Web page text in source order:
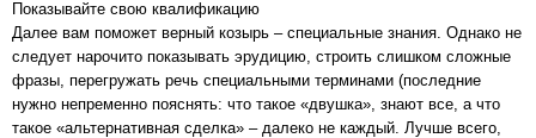
Показывайте свою квалификацию
Далее вам поможет верный козырь – специальные знания. Однако не
следует нарочито показывать эрудицию, строить слишком сложные
фразы, перегружать речь специальными терминами (последние
нужно непременно пояснять: что такое «двушка», знают все, а что
такое «альтернативная сделка» – далеко не каждый. Лучше всего,